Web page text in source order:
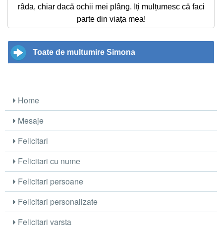
râda, chiar dacă ochii mei plâng. Iți mulțumesc că faci
parte din viața mea!
Toate de multumire Simona
Home
Mesaje
Felicitari
Felicitari cu nume
Felicitari persoane
Felicitari personalizate
Felicitari varsta